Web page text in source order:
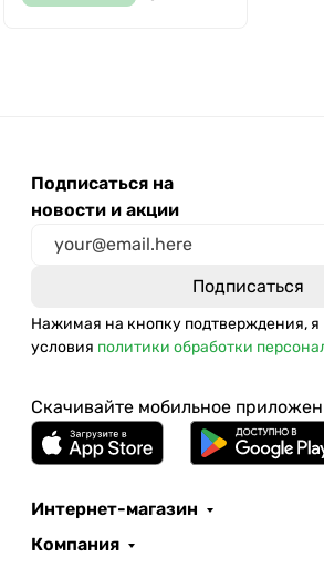
Подписаться на
новости и акции
Нажимая на кнопку подтверждения,
условия политики обработки
Скачивайте мобильное
Интернет-магазин
Компания